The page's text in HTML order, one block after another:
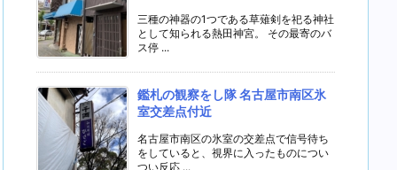
三種の神器の1つである草薙剣を祀る神社
として知られる熱田神宮。 その最寄のバ
ス停 ...
鑑札の観察をし隊 名古屋市南区氷
室交差点付近
名古屋市南区の氷室の交差点で信号待ち
をしていると、視界に入ったものについ
つい反応 ...